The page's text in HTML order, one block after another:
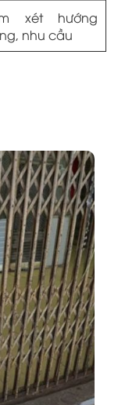
xét hướng
nhu cầu